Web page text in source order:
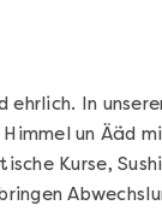
In
un Ääd
Kurse,